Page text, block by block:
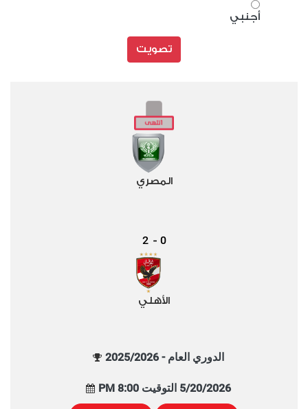
أجنبي
تصويت
المصري
0
-
2
الأهلي
الدوري العام - 2025/2026
5/20/2026 التوقيت 8:00 PM